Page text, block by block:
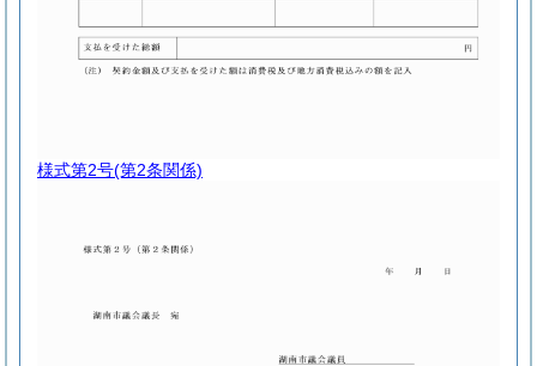
様式第2号(第2条関係)